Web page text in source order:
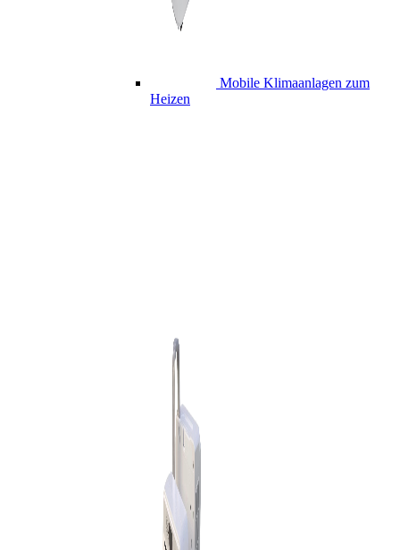
Mobile Klimaanlagen zum
Heizen